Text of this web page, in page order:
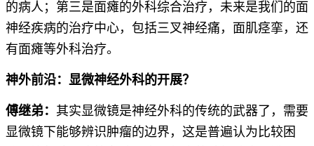
的病人；第三是面瘫的外科综合治疗，未来是我们的面
神经疾病的治疗中心，包括三叉神经痛，面肌痉挛，还
有面瘫等外科治疗。
神外前沿：显微神经外科的开展？
傅继弟： 其实显微镜是神经外科的传统的武器了，需要
显微镜下能够辨识肿瘤的边界，这是普遍认为比较困